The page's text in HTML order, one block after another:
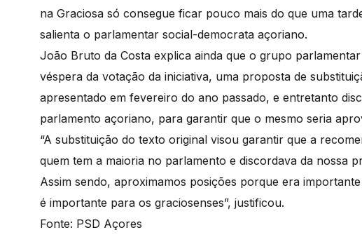
na Graciosa só consegue ficar pouco mais do que uma
salienta o parlamentar social-democrata açoriano.
João Bruto da Costa explica ainda que o grupo
véspera da votação da iniciativa, uma proposta de
apresentado em fevereiro do ano passado, e entretanto
parlamento açoriano, para garantir que o mesmo seria
“A substituição do texto original visou garantir que a
quem tem a maioria no parlamento e discordava da nossa
Assim sendo, aproximamos posições porque era
é importante para os graciosenses”, justificou.
Fonte: PSD Açores